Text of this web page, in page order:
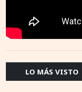
LO MÁS VISTO